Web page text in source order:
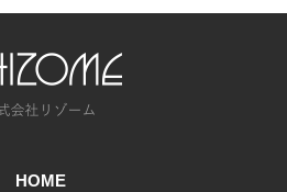
HOME